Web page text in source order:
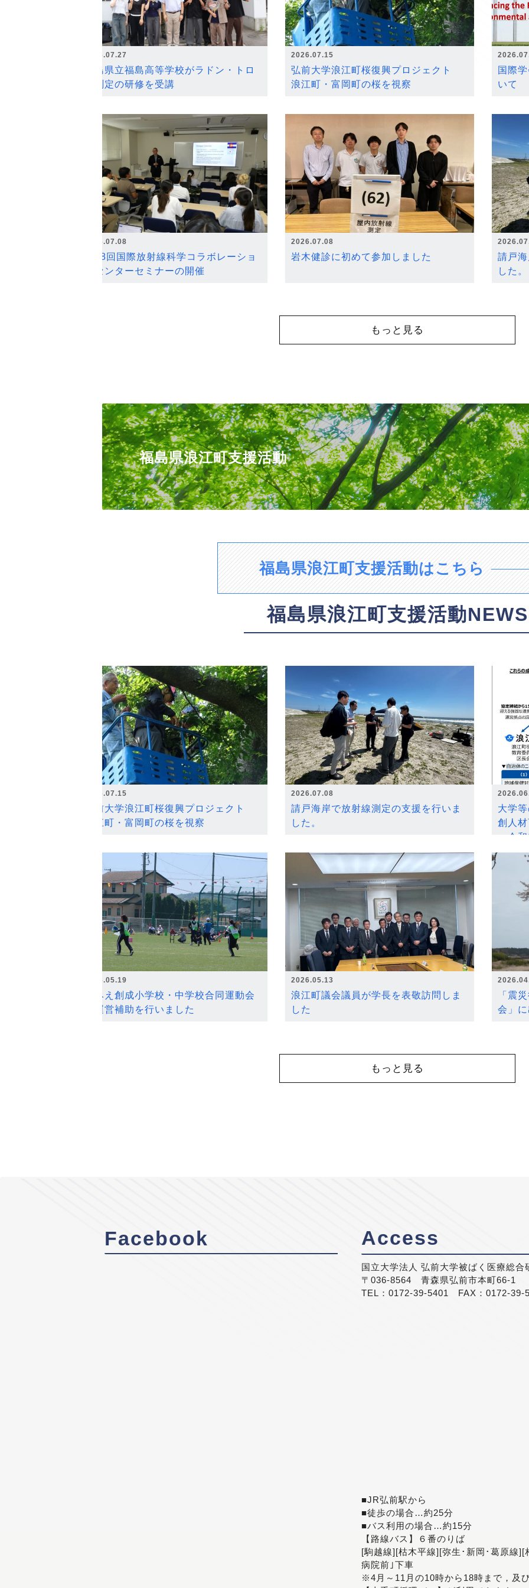
2026.07.27
福島県立福島高等学校がラドン・トロ
ン測定の研修を受講
2026.07.15
弘前大学浪江町桜復興プロジェクト
浪江町・富岡町の桜を視察
国際
いて
2026.07.08
第18回国際放射線科学コラボレーショ
ンセンターセミナーの開催
2026.07.08
岩木健診に初めて参加しました
請戸
した。
もっと見る
福島県浪江町支援活動
福島県浪江町支援活動はこちら
福島県浪江町支援活動NEWS
2026.07.15
弘前大学浪江町桜復興プロジェクト
浪江町・富岡町の桜を視察
2026.07.08
請戸海岸で放射線測定の支援を行いま
した。
大学
創人
～令
2026.05.19
なみえ創成小学校・中学校合同運動会
の運営補助を行いました
2026.05.13
浪江町議会議員が学長を表敬訪問しま
した
「震
会」
もっと見る
Facebook Access
国立大学法人 弘前大学被ばく医療総合
〒036-8564 青森県弘前市本町66-1
TEL：0172-39-5401 FAX：0172-39-
■JR弘前駅から
■徒歩の場合…約25分
■バス利用の場合…約15分
【路線バス】６番のりば
[駒越線][枯木平線][弥生･新岡･葛原線
病院前｣下車
※4月～11月の10時から18時まで，及